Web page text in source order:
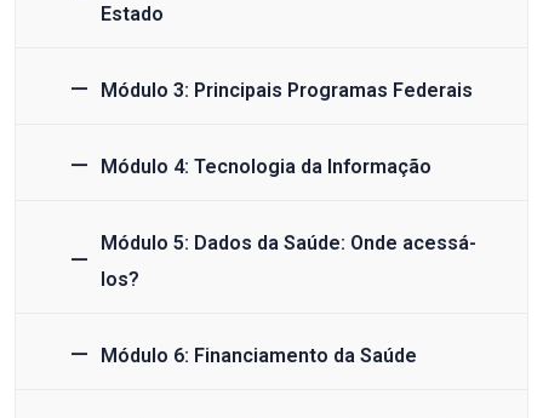
Estado
Módulo 3: Principais Programas Federais
Módulo 4: Tecnologia da Informação
Módulo 5: Dados da Saúde: Onde acessá-
los?
Módulo 6: Financiamento da Saúde